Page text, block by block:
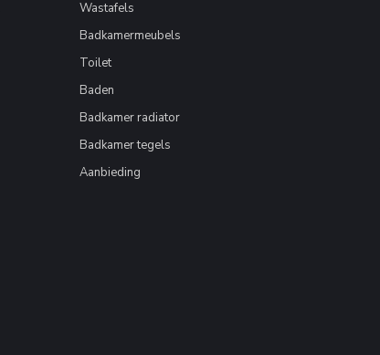
Wastafels
Badkamermeubels
Toilet
Baden
Badkamer radiator
Badkamer tegels
Aanbieding